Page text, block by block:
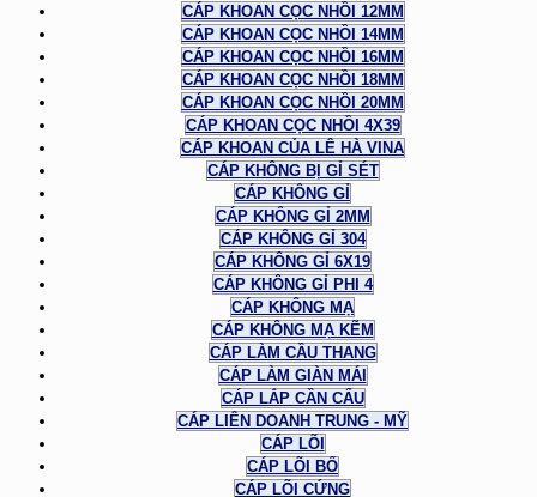
CÁP KHOAN CỌC NHỒI 12MM
CÁP KHOAN CỌC NHỒI 14MM
CÁP KHOAN CỌC NHỒI 16MM
CÁP KHOAN CỌC NHỒI 18MM
CÁP KHOAN CỌC NHỒI 20MM
CÁP KHOAN CỌC NHỒI 4X39
CÁP KHOAN CỦA LÊ HÀ VINA
CÁP KHÔNG BỊ GỈ SÉT
CÁP KHÔNG GỈ
CÁP KHÔNG GỈ 2MM
CÁP KHÔNG GỈ 304
CÁP KHÔNG GỈ 6X19
CÁP KHÔNG GỈ PHI 4
CÁP KHÔNG MẠ
CÁP KHÔNG MẠ KẼM
CÁP LÀM CẦU THANG
CÁP LÀM GIÀN MÁI
CÁP LẮP CẦN CẨU
CÁP LIÊN DOANH TRUNG - MỸ
CÁP LÕI
CÁP LÕI BỐ
CÁP LÕI CỨNG